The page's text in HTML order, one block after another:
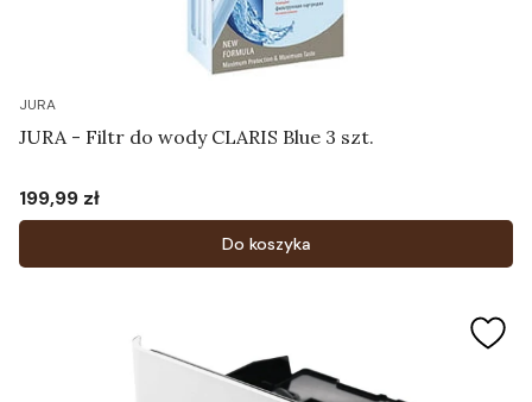
JURA
JURA - Filtr do wody CLARIS Blue 3 szt.
Cena
199,99 zł
Do koszyka